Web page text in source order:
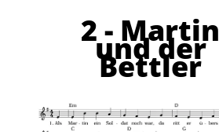
2 - Martin
und der
Bettler